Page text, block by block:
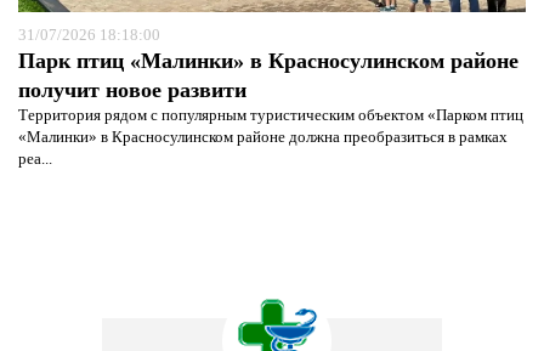
31/07/2026 18:18:00
Парк птиц «Малинки» в Красносулинском районе
получит новое развити
Территория рядом с популярным туристическим объектом «Парком птиц
«Малинки» в Красносулинском районе должна преобразиться в рамках
реа...